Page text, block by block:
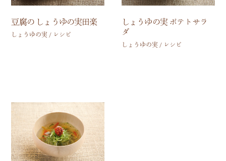
豆腐の しょうゆの実田楽
しょうゆの実 / レシピ
しょうゆの実 ポテトサラ
ダ
しょうゆの実 / レシピ